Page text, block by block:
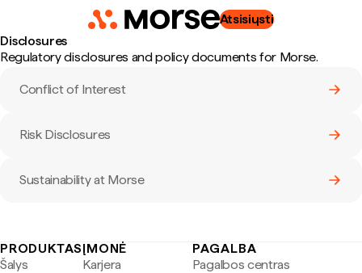
Atsisiųsti
Disclosures
Regulatory disclosures and policy documents for Morse.
Conflict of Interest
Risk Disclosures
Sustainability at Morse
PRODUKTAS
Šalys
ĮMONĖ
Karjera
PAGALBA
Pagalbos centras